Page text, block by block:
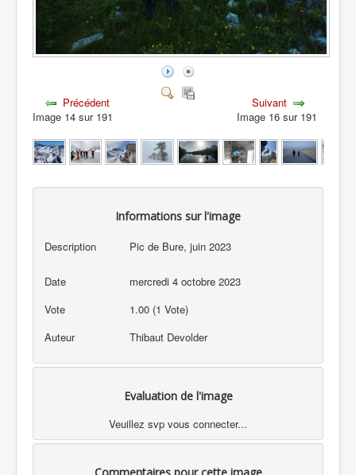
Précédent
Image 14 sur 191
Suivant
Image 16 sur 191
Informations sur l'image
Description Pic de Bure, juin 2023
Date
mercredi 4 octobre 2023
Vote
1.00 (1 Vote)
Auteur
Thibaut Devolder
Evaluation de l'image
Veuillez svp vous connecter...